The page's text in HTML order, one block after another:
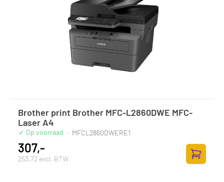
Brother print Brother MFC-L2860DWE MFC-
Laser A4
Op voorraad · MFCL2860DWERE1
307,-
253,72 excl. BTW
Zum